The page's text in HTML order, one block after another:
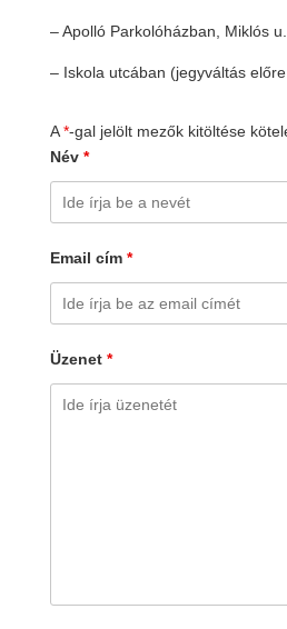
– Apolló Parkolóházban, Miklós
– Iskola utcában (jegyváltás
A*-gal jelölt mezők kitöltése
Név *
Email cím *
Üzenet *